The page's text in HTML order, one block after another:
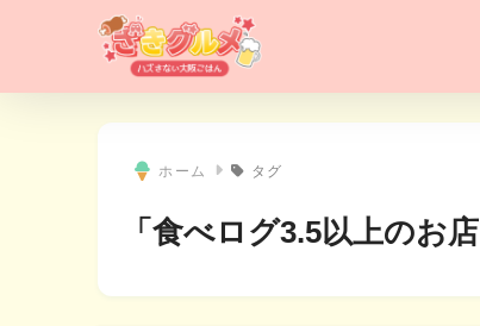
ホーム タグ
「食べログ3.5以上のお